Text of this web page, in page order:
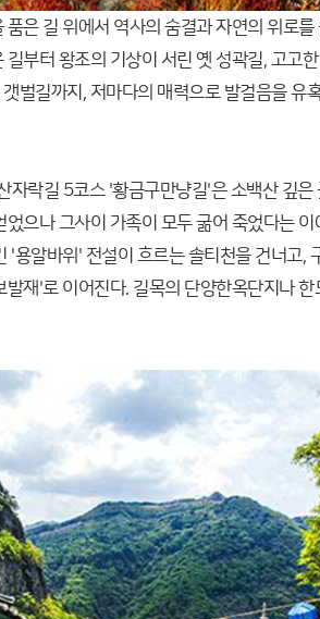
은 길 위에서 역사의 숨결과 자연의 위로
부터 왕조의 기상이 서린 옛 성곽길, 고고
벌길까지, 저마다의 매력으로 발걸음을 유
자락길 5코스 '황금구만냥길'은 소백산 깊은
으나 그사이 가족이 모두 굶어 죽었다는
'용알바위' 전설이 흐르는 솔티천을 건너고,
재'로 이어진다. 길목의 단양한옥단지나